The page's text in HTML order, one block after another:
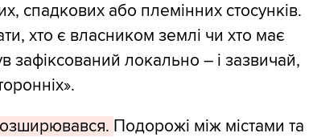
спадкових або племінних стосунків.
хто є власником землі чи хто має
зафіксований локально – і зазвичай,
Подорожі між містами та